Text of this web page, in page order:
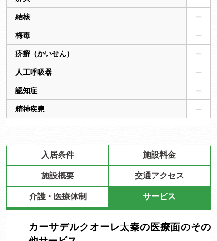
結核
梅毒
疥癬（かいせん）
人工呼吸器
認知症
精神疾患
入居条件 施設料金
施設概要 交通アクセス
介護・医療体制 サービス
カーサデルクオーレ太秦の医療面のその